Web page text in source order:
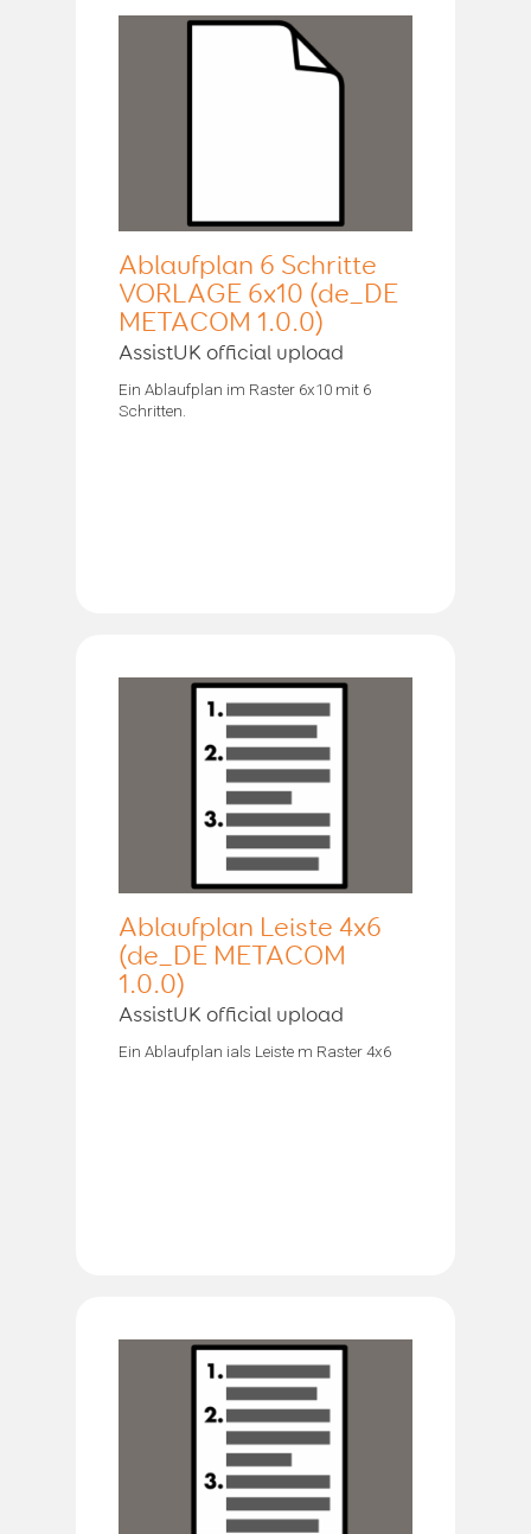
Ablaufplan 6 Schritte
VORLAGE 6x10 (de_DE
METACOM 1.0.0)
AssistUK official upload
Ein Ablaufplan im Raster 6x10 mit 6
Schritten.
Ablaufplan Leiste 4x6
(de_DE METACOM
1.0.0)
AssistUK official upload
Ein Ablaufplan ials Leiste m Raster 4x6